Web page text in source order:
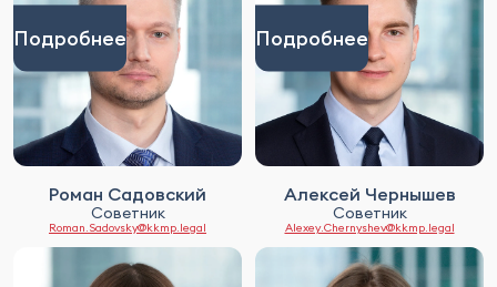
Подробнее
Роман Садовский
Советник
Roman.Sadovsky@kkmp.legal
Подробнее
Алексей Чернышев
Советник
Alexey.Chernyshev@kkmp.legal